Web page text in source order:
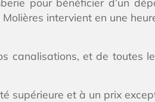
pour bénéficier d’un
intervient en une
canalisations, et de toutes
supérieure et à un prix